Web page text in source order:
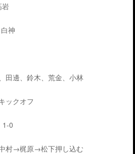
神
邊、鈴木、荒金、小林
ックオフ
0
梶原→松下押し込む